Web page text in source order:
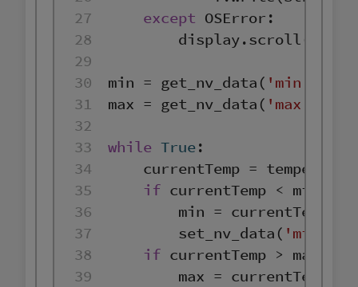
27
except
28
        display.scroll(
29
30
min = get_nv_data( 'min.txt'
31
max = get_nv_data( 'max.txt'
32
33
while True
34
35
if currentTemp < min
36
min
37
        set_nv_data(
38
if currentTemp > max
39
max